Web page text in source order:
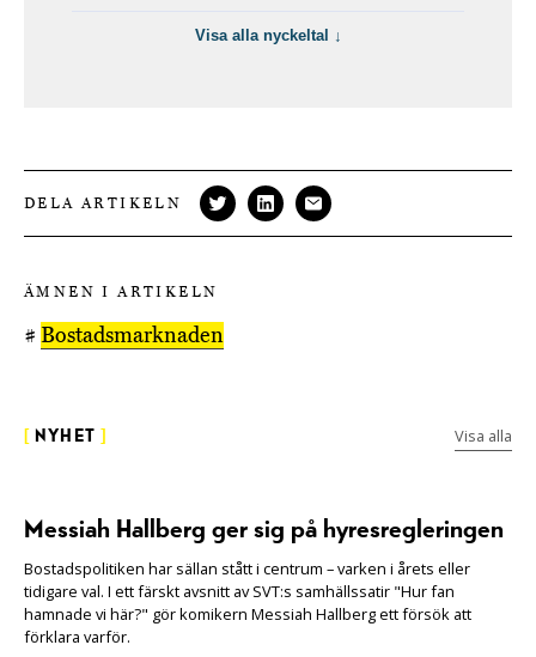
Visa alla nyckeltal ↓
DELA ARTIKELN
ÄMNEN I ARTIKELN
# Bostadsmarknaden
NYHET Visa alla
Messiah Hallberg ger sig på hyresregleringen
Bostadspolitiken har sällan stått i centrum – varken i årets eller
tidigare val. I ett färskt avsnitt av SVT:s samhällssatir "Hur fan
hamnade vi här?" gör komikern Messiah Hallberg ett försök att
förklara varför.